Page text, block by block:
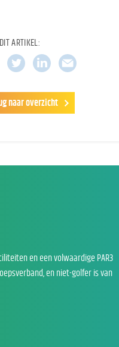
ARTIKEL:
naar overzicht
en een volwaardige PAR3
en niet-golfer is van